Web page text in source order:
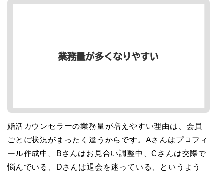
婚活カウンセラーの業務量が増えやすい理由は、会員
ごとに状況がまったく違うからです。Aさんはプロフィ
ール作成中、Bさんはお見合い調整中、Cさんは交際で
悩んでいる、Dさんは退会を迷っている、というよう